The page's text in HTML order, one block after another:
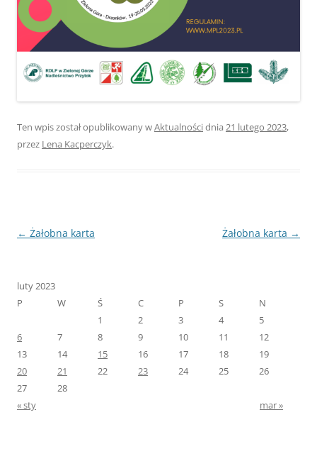
Ten wpis został opublikowany wAktualnościdnia 21 lutego 2023,
przez Lena Kacperczyk.
Nawigacja
← Żałobna karta Żałobna karta →
luty 2023
P
W Ś C P S
N
1
2 3 4
5
6
7 8 9 10 11
12
13
14 15 16 17 18
19
20
21 22 23 24 25
26
27
28
« sty
mar »